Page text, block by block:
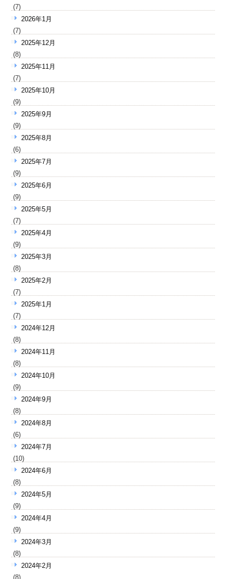
(7)
2026年1月
(7)
2025年12月
(8)
2025年11月
(7)
2025年10月
(9)
2025年9月
(9)
2025年8月
(6)
2025年7月
(9)
2025年6月
(9)
2025年5月
(7)
2025年4月
(9)
2025年3月
(8)
2025年2月
(7)
2025年1月
(7)
2024年12月
(8)
2024年11月
(8)
2024年10月
(9)
2024年9月
(8)
2024年8月
(6)
2024年7月
(10)
2024年6月
(8)
2024年5月
(9)
2024年4月
(9)
2024年3月
(8)
2024年2月
(8)